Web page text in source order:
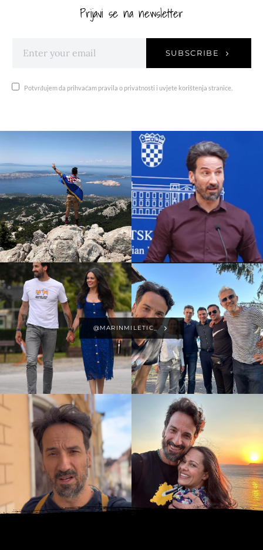
Prijavi se na newsletter
SUBSCRIBE
Potvrđujem da prihvaćam pravila o privatnosti i uvjete korištenja stranice.
@MARINMILETIC_